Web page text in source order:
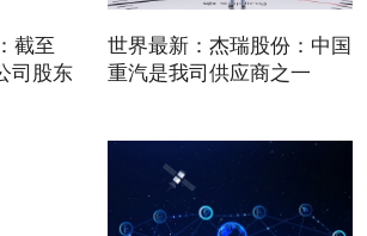
截至
司股东
世界最新：杰瑞股份：中国
重汽是我司供应商之一